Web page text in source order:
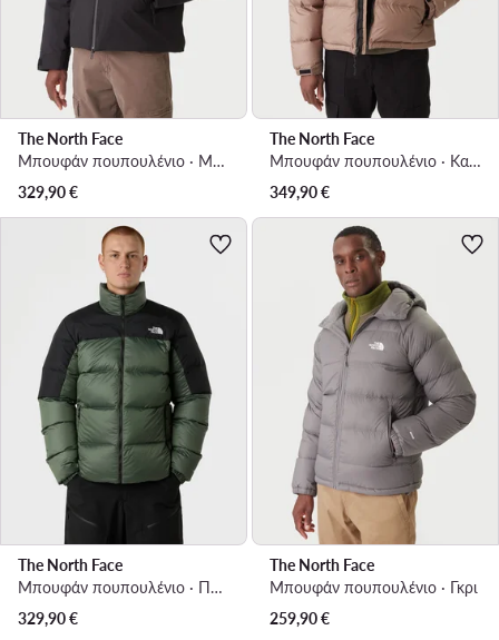
The North Face
Μπουφάν πουπουλένιο · Μαύρο
329,90€
The North Face
Μπουφάν πουπουλένιο · Καφέ
349,90€
The North Face
Μπουφάν πουπουλένιο · Πράσινο
329,90€
The North Face
Μπουφάν πουπουλένιο · Γκρι
259,90€